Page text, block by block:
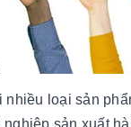
loại sản
nghiệp sản xuất